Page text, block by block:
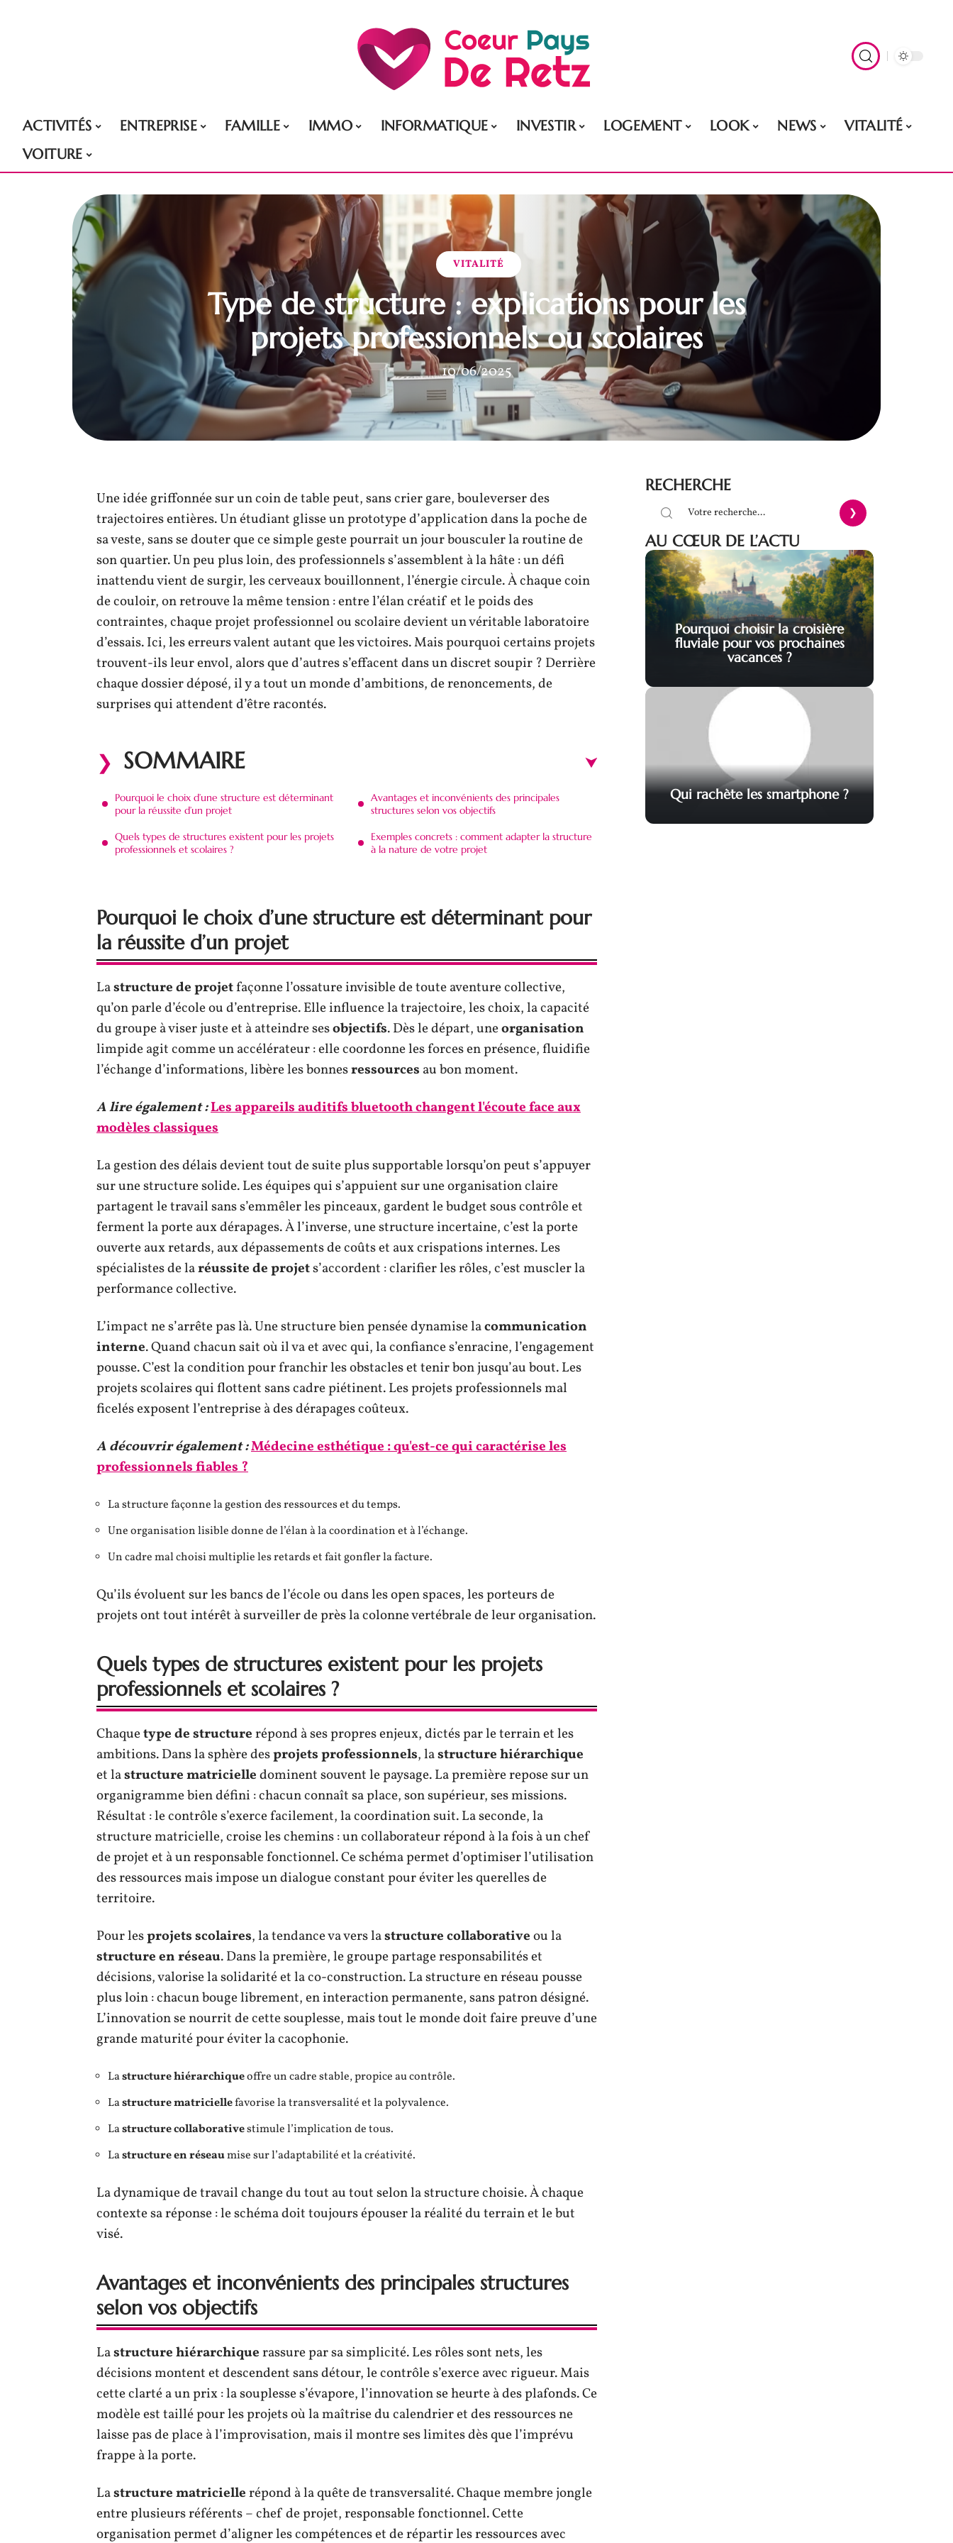
ACTIVITÉS ENTREPRISE FAMILLE IMMO INFORMATIQUE INVESTIR LOGEMENT LOOK NEWS
VITALITÉ
VOITURE
VITALITÉ
Type de structure : explications pour les
projets professionnels ou scolaires
10/06/2025
Une idée griffonnée sur un coin de table peut, sans crier gare, bouleverser des
trajectoires entières. Un étudiant glisse un prototype d’application dans la poche de
sa veste, sans se douter que ce simple geste pourrait un jour bousculer la routine de
son quartier. Un peu plus loin, des professionnels s’assemblent à la hâte : un défi
inattendu vient de surgir, les cerveaux bouillonnent, l’énergie circule. À chaque coin
de couloir, on retrouve la même tension : entre l’élan créatif et le poids des
contraintes, chaque projet professionnel ou scolaire devient un véritable laboratoire
d’essais. Ici, les erreurs valent autant que les victoires. Mais pourquoi certains projets
trouvent-ils leur envol, alors que d’autres s’effacent dans un discret soupir ? Derrière
chaque dossier déposé, il y a tout un monde d’ambitions, de renoncements, de
surprises qui attendent d’être racontés.
SOMMAIRE
Pourquoi le choix d’une structure est déterminant
pour la réussite d’un projet
Quels types de structures existent pour les projets
professionnels et scolaires ?
Avantages et inconvénients des principales
structures selon vos objectifs
Exemples concrets : comment adapter la structure
à la nature de votre projet
Pourquoi le choix d’une structure est déterminant pour
la réussite d’un projet
Lastructure de projetfaçonne l’ossature invisible de toute aventure collective,
qu’on parle d’école ou d’entreprise. Elle influence la trajectoire, les choix, la capacité
du groupe à viser juste et à atteindre sesobjectifs. Dès le départ, uneorganisation
limpide agit comme un accélérateur : elle coordonne les forces en présence, fluidifie
l’échange d’informations, libère les bonnesressources au bon moment.
A lire également :Les appareils auditifs bluetooth changent l'écoute face aux
modèles classiques
La gestion des délais devient tout de suite plus supportable lorsqu’on peut s’appuyer
sur une structure solide. Les équipes qui s’appuient sur une organisation claire
partagent le travail sans s’emmêler les pinceaux, gardent le budget sous contrôle et
ferment la porte aux dérapages. À l’inverse, une structure incertaine, c’est la porte
ouverte aux retards, aux dépassements de coûts et aux crispations internes. Les
spécialistes de laréussite de projets’accordent : clarifier les rôles, c’est muscler la
performance collective.
L’impact ne s’arrête pas là. Une structure bien pensée dynamise lacommunication
interne. Quand chacun sait où il va et avec qui, la confiance s’enracine, l’engagement
pousse. C’est la condition pour franchir les obstacles et tenir bon jusqu’au bout. Les
projets scolaires qui flottent sans cadre piétinent. Les projets professionnels mal
ficelés exposent l’entreprise à des dérapages coûteux.
A découvrir également :Médecine esthétique : qu'est-ce qui caractérise les
professionnels fiables ?
La structure façonne la gestion des ressources et du temps.
Une organisation lisible donne de l’élan à la coordination et à l’échange.
Un cadre mal choisi multiplie les retards et fait gonfler la facture.
Qu’ils évoluent sur les bancs de l’école ou dans les open spaces, les porteurs de
projets ont tout intérêt à surveiller de près la colonne vertébrale de leur organisation.
Quels types de structures existent pour les projets
professionnels et scolaires ?
Chaquetype de structurerépond à ses propres enjeux, dictés par le terrain et les
ambitions. Dans la sphère desprojets professionnels, lastructure hiérarchique
et lastructure matricielledominent souvent le paysage. La première repose sur un
organigramme bien défini : chacun connaît sa place, son supérieur, ses missions.
Résultat : le contrôle s’exerce facilement, la coordination suit. La seconde, la
structure matricielle, croise les chemins : un collaborateur répond à la fois à un chef
de projet et à un responsable fonctionnel. Ce schéma permet d’optimiser l’utilisation
des ressources mais impose un dialogue constant pour éviter les querelles de
territoire.
Pour lesprojets scolaires, la tendance va vers lastructure collaborativeou la
structure en réseau. Dans la première, le groupe partage responsabilités et
décisions, valorise la solidarité et la co-construction. La structure en réseau pousse
plus loin : chacun bouge librement, en interaction permanente, sans patron désigné.
L’innovation se nourrit de cette souplesse, mais tout le monde doit faire preuve d’une
grande maturité pour éviter la cacophonie.
Lastructure hiérarchiqueoffre un cadre stable, propice au contrôle.
Lastructure matriciellefavorise la transversalité et la polyvalence.
Lastructure collaborativestimule l’implication de tous.
Lastructure en réseaumise sur l’adaptabilité et la créativité.
La dynamique de travail change du tout au tout selon la structure choisie. À chaque
contexte sa réponse : le schéma doit toujours épouser la réalité du terrain et le but
visé.
Avantages et inconvénients des principales structures
selon vos objectifs
Lastructure hiérarchiquerassure par sa simplicité. Les rôles sont nets, les
décisions montent et descendent sans détour, le contrôle s’exerce avec rigueur. Mais
cette clarté a un prix : la souplesse s’évapore, l’innovation se heurte à des plafonds. Ce
modèle est taillé pour les projets où la maîtrise du calendrier et des ressources ne
laisse pas de place à l’improvisation, mais il montre ses limites dès que l’imprévu
frappe à la porte.
Lastructure matriciellerépond à la quête de transversalité. Chaque membre jongle
entre plusieurs référents – chef de projet, responsable fonctionnel. Cette
organisation permet d’aligner les compétences et de répartir les ressources avec
RECHERCHE
AU CŒUR DE L’ACTU
Pourquoi choisir la croisière
fluviale pour vos prochaines
vacances ?
Qui rachète les smartphone ?